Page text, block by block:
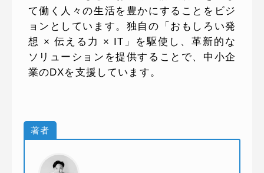
て働く人々の生活を豊かにすることをビジ
ョンとしています。独自の「おもしろい発
想 × 伝える力 × IT」を駆使し、革新的な
ソリューションを提供することで、中小企
業のDXを支援しています。
著者